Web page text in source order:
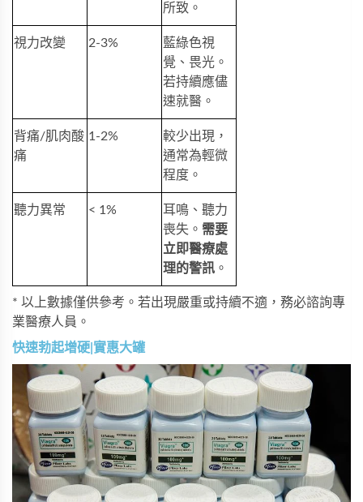
所致。
視力改變 2-3%
藍綠色視
覺、畏光。
若持續應儘
速就醫。
背痛/肌肉酸
痛
1-2%
較少出現，
通常為輕微
程度。
聽力異常 < 1%
耳鳴、聽力
喪失。 需要
立即醫療處
理的警訊 。
* 以上數據僅供參考。若出現嚴重或持續不適，務必諮詢專
業醫療人員。
快速勃起增硬|實惠大罐